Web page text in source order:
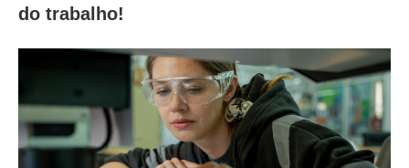
do trabalho!